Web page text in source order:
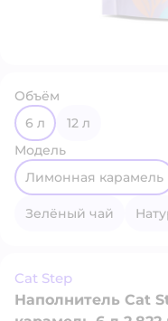
Объём
6 л
12 л
Модель
Лимонная карамель
Зелёный чай
Cat Step
Наполнитель Cat